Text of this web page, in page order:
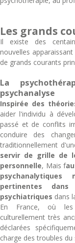
Les grands
Il existe des
nouvelles apparaissant
de grands courants
La
psychanalyse
Inspirée des
aider l'individu à
passé et de conflits
conduire des
traditionnellement
servir de grille de
personnelle, Mais f
pertinentes
psychiatriques dans
En France, où les
culturellement très
déclarées
charge des troubles